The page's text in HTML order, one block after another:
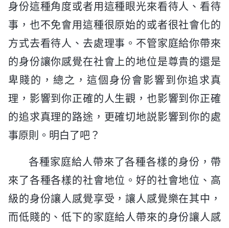
身份這種角度或者用這種眼光來看待人、看待
事，也不免會用這種很原始的或者很社會化的
方式去看待人、去處理事。不管家庭給你帶來
的身份讓你感覺在社會上的地位是尊貴的還是
卑賤的，總之，這個身份會影響到你追求真
理，影響到你正確的人生觀，也影響到你正確
的追求真理的路途，更確切地説影響到你的處
事原則。明白了吧？
各種家庭給人帶來了各種各樣的身份，帶
來了各種各樣的社會地位。好的社會地位、高
級的身份讓人感覺享受，讓人感覺樂在其中，
而低賤的、低下的家庭給人帶來的身份讓人感